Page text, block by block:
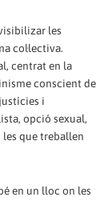
les
col·lectiva.
centrat en la
conscient de
i
opció sexual,
les que treballen
en un lloc on les